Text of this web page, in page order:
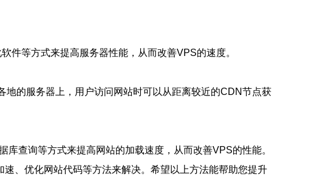
件等方式来提高服务器性能，从而改善VPS的速度。
的服务器上，用户访问网站时可以从距离较近的CDN节点获
查询等方式来提高网站的加载速度，从而改善VPS的性能。
、优化网站代码等方法来解决。希望以上方法能帮助您提升